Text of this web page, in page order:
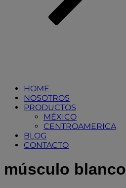
HOME
NOSOTROS
PRODUCTOS
MÉXICO
CENTROAMERICA
BLOG
CONTACTO
músculo blanco